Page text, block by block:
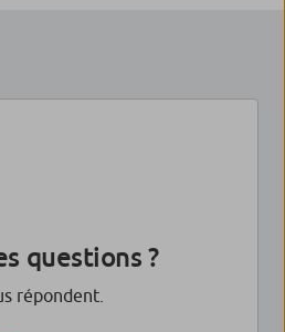
questions ?
répondent.